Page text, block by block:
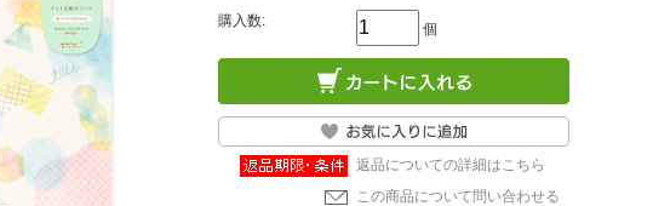
購入数: 個
返品についての詳細はこちら
この商品について問い合わせる